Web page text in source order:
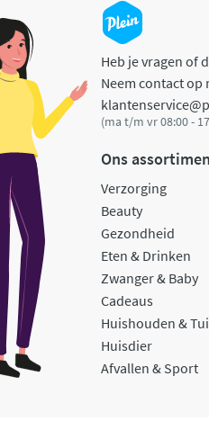
Heb je vragen of
Neem contact op
(ma t/m vr 08:00 -
Ons
Verzorging
Beauty
Gezondheid
Eten & Drinken
Zwanger & Baby
Cadeaus
Huishouden &
Huisdier
Afvallen & Sport